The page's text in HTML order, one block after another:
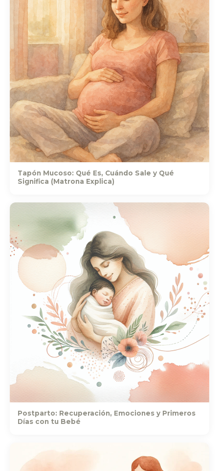
Tapón Mucoso: Qué Es, Cuándo Sale y Qué
Significa (Matrona Explica)
Postparto: Recuperación, Emociones y Primeros
Días con tu Bebé